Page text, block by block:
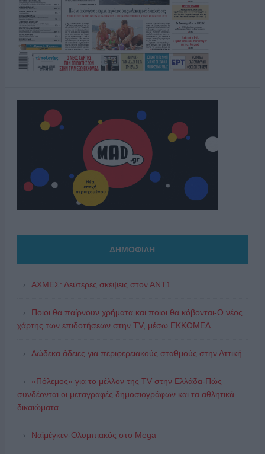
ΔΗΜΟΦΙΛΗ
ΑΧΜΕΣ: Δεύτερες σκέψεις στον ΑΝΤ1...
Ποιοι θα παίρνουν χρήματα και ποιοι θα κόβονται-Ο νέος
χάρτης των επιδοτήσεων στην TV, μέσω ΕΚΚΟΜΕΔ
Δώδεκα άδειες για περιφερειακούς σταθμούς στην Αττική
«Πόλεμος» για το μέλλον της TV στην Ελλάδα-Πώς
συνδέονται οι μεταγραφές δημοσιογράφων και τα αθλητικά
δικαιώματα
Ναϊμέγκεν-Ολυμπιακός στο Mega